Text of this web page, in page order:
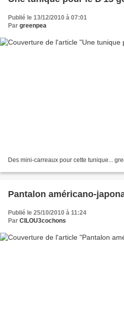
Publié le 13/12/2010 à 07:01
Par greenpea
Des mini-carreaux pour cette tunique...
Pantalon américano-
Publié le 25/10/2010 à 11:24
Par CILOU3cochons